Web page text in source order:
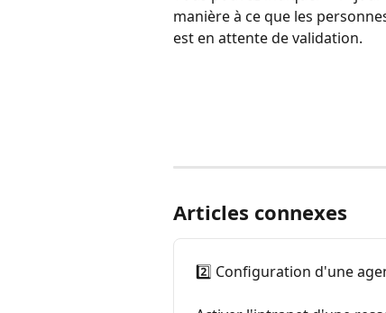
manière à ce que les
est en attente de validation.
Articles connexes
2️⃣ Configuration d'une